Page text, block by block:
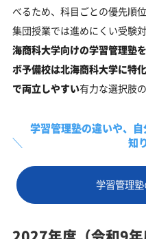
べるため、科目ごとの優先順
集団授業では進めにくい受験
海商科大学向けの学習管理塾
ボ予備校は北海商科大学に特
で両立しやすい有力な選択肢
学習管理塾の違いや、
知
学習管理